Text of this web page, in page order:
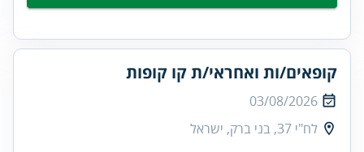
קופאים/ות ואחראי/ת קו קופות
03/08/2026
לח"י 37, בני ברק, ישראל